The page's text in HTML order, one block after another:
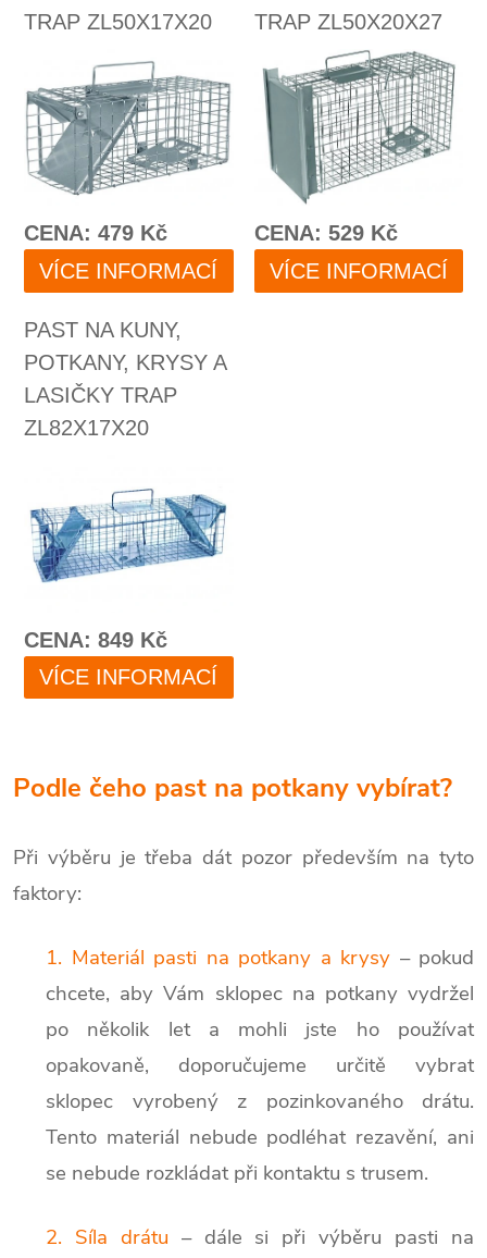
Podle čeho past na potkany vybírat?
Při výběru je třeba dát pozor především na tyto
faktory:
1. Materiál pasti na potkany a krysy – pokud
chcete, aby Vám sklopec na potkany vydržel
po několik let a mohli jste ho používat
opakovaně, doporučujeme určitě vybrat
sklopec vyrobený z pozinkovaného drátu.
Tento materiál nebude podléhat rezavění, ani
se nebude rozkládat při kontaktu s trusem.
2. Síla drátu – dále si při výběru pasti na